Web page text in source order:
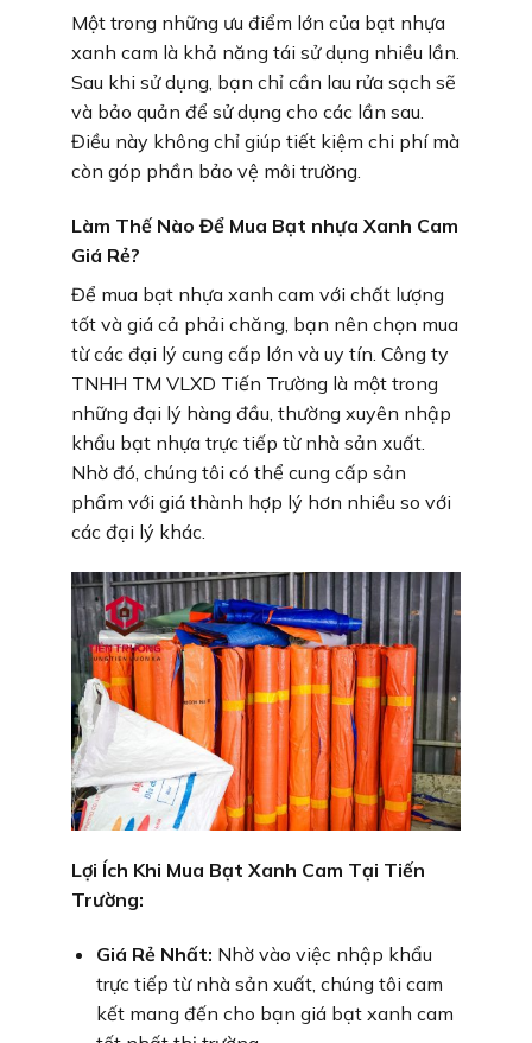
Một trong những ưu điểm lớn của bạt nhựa
xanh cam là khả năng tái sử dụng nhiều lần.
Sau khi sử dụng, bạn chỉ cần lau rửa sạch sẽ
và bảo quản để sử dụng cho các lần sau.
Điều này không chỉ giúp tiết kiệm chi phí mà
còn góp phần bảo vệ môi trường.
Làm Thế Nào Để Mua Bạt nhựa Xanh Cam
Giá Rẻ?
Để mua bạt nhựa xanh cam với chất lượng
tốt và giá cả phải chăng, bạn nên chọn mua
từ các đại lý cung cấp lớn và uy tín. Công ty
TNHH TM VLXD Tiến Trường là một trong
những đại lý hàng đầu, thường xuyên nhập
khẩu bạt nhựa trực tiếp từ nhà sản xuất.
Nhờ đó, chúng tôi có thể cung cấp sản
phẩm với giá thành hợp lý hơn nhiều so với
các đại lý khác.
Lợi Ích Khi Mua Bạt Xanh Cam Tại Tiến
Trường:
Giá Rẻ Nhất: Nhờ vào việc nhập khẩu
trực tiếp từ nhà sản xuất, chúng tôi cam
kết mang đến cho bạn giá bạt xanh cam